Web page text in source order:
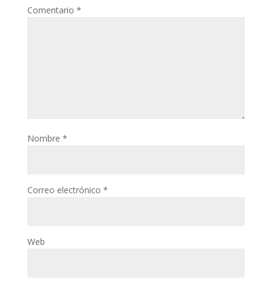
Comentario *
Nombre *
Correo electrónico *
Web